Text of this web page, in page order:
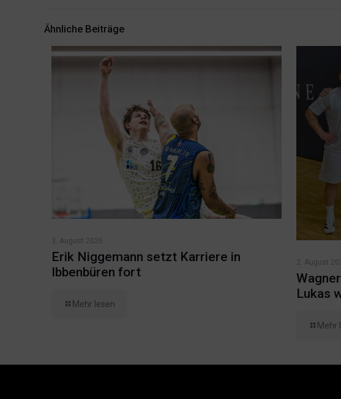
Ähnliche Beiträge
3. August 2026
Erik Niggemann setzt Karriere in
Ibbenbüren fort
Mehr lesen
2. August
Lukas
Mehr